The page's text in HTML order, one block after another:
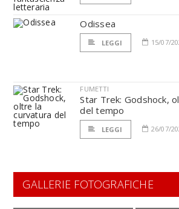
Odissea
LEGGI 15/07/
FUMETTI
Star Trek: Godshock,
del tempo
LEGGI 26/07/
GALLERIE FOTOGRAFICHE